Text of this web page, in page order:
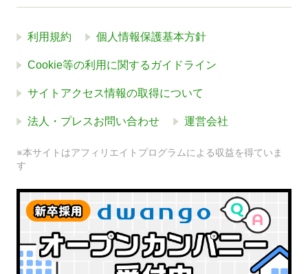
利用規約 個人情報保護基本方針
Cookie等の利用に関するガイドライン
サイトアクセス情報の取得について
法人・プレスお問い合わせ 運営会社
※本サイトはアフィリエイトプログラムによる収益を得ていま
す